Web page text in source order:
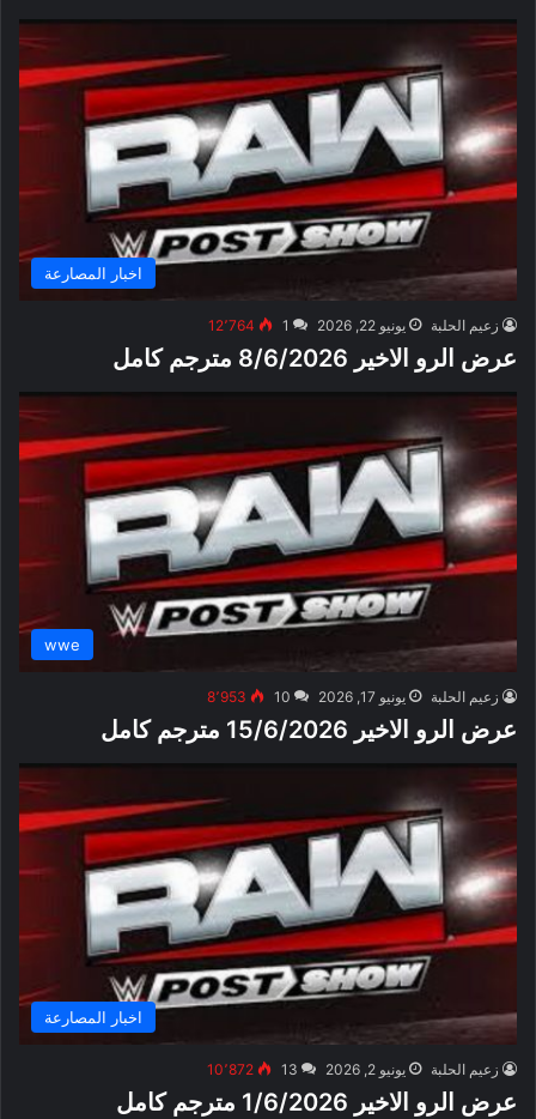
اخبار المصارعة
زعيم الحلبة يونيو 22, 2026 1 12٬764
عرض الرو الاخير 8/6/2026 مترجم كامل
wwe
زعيم الحلبة يونيو 17, 2026 10 8٬953
عرض الرو الاخير 15/6/2026 مترجم كامل
اخبار المصارعة
زعيم الحلبة يونيو 2, 2026 13 10٬872
عرض الرو الاخير 1/6/2026 مترجم كامل